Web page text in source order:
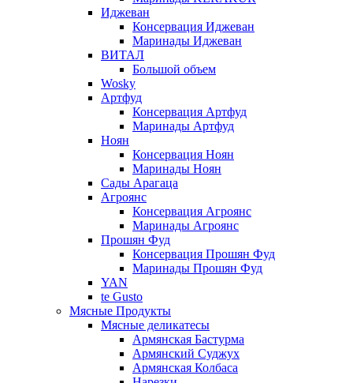
Иджеван
Консервация Иджеван
Маринады Иджеван
ВИТАЛ
Большой объем
Wosky
Артфуд
Консервация Артфуд
Маринады Артфуд
Ноян
Консервация Ноян
Маринады Ноян
Сады Арагаца
Агроянс
Консервация Агроянс
Маринады Агроянс
Прошян Фуд
Консервация Прошян Фуд
Маринады Прошян Фуд
YAN
te Gusto
Мясные Продукты
Мясные деликатесы
Армянская Бастурма
Армянский Суджух
Армянская Колбаса